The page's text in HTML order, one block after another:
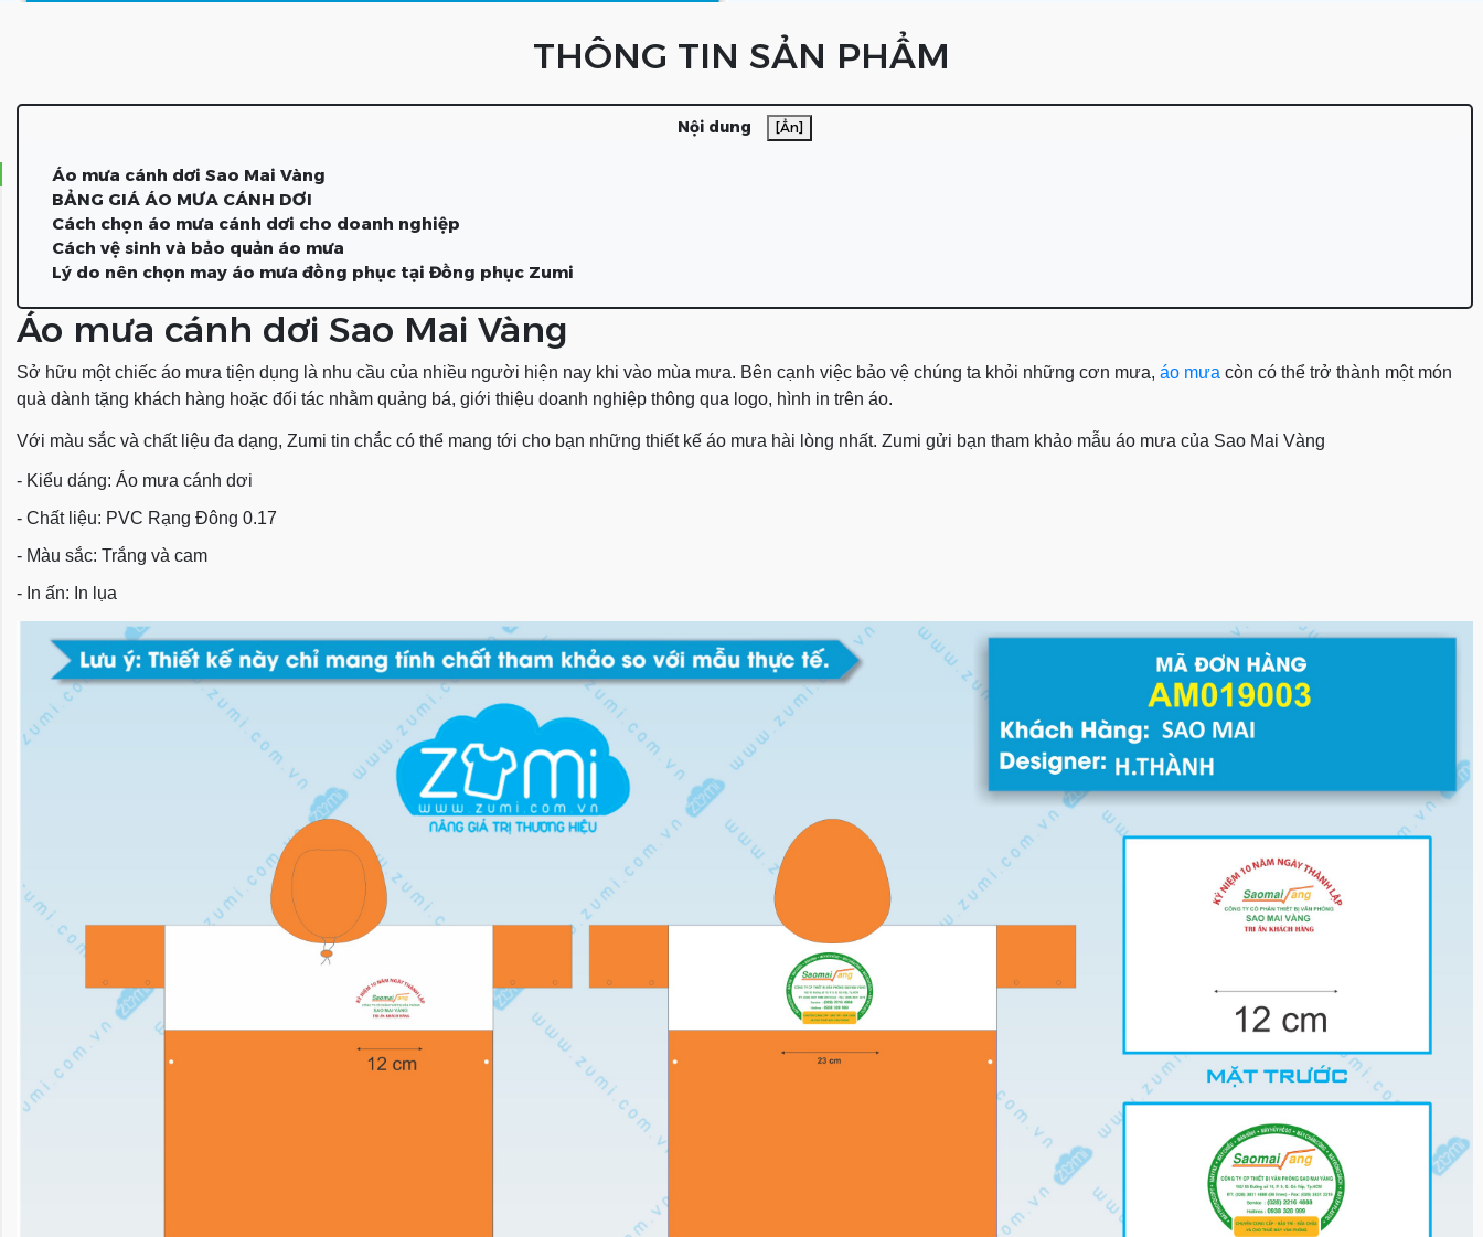
THÔNG TIN SẢN PHẨM
Nội dung [Ẩn]
Áo mưa cánh dơi Sao Mai Vàng
BẢNG GIÁ ÁO MƯA CÁNH DƠI
Cách chọn áo mưa cánh dơi cho doanh nghiệp
Cách vệ sinh và bảo quản áo mưa
Lý do nên chọn may áo mưa đồng phục tại Đồng phục Zumi
Áo mưa cánh dơi Sao Mai Vàng
Sở hữu một chiếc áo mưa tiện dụng là nhu cầu của nhiều người hiện nay khi vào mùa mưa. Bên cạnh việc bảo vệ chúng ta khỏi những cơn mưa, áo mưa còn có thể trở thành một món
quà dành tặng khách hàng hoặc đối tác nhằm quảng bá, giới thiệu doanh nghiệp thông qua logo, hình in trên áo.
Với màu sắc và chất liệu đa dạng, Zumi tin chắc có thể mang tới cho bạn những thiết kế áo mưa hài lòng nhất. Zumi gửi bạn tham khảo mẫu áo mưa của Sao Mai Vàng
- Kiểu dáng: Áo mưa cánh dơi
- Chất liệu: PVC Rạng Đông 0.17
- Màu sắc: Trắng và cam
- In ấn: In lụa